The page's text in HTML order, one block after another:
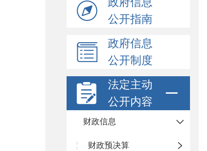
公开指南
政府信息
公开制度
法定主动
公开内容
财政信息
财政预决算